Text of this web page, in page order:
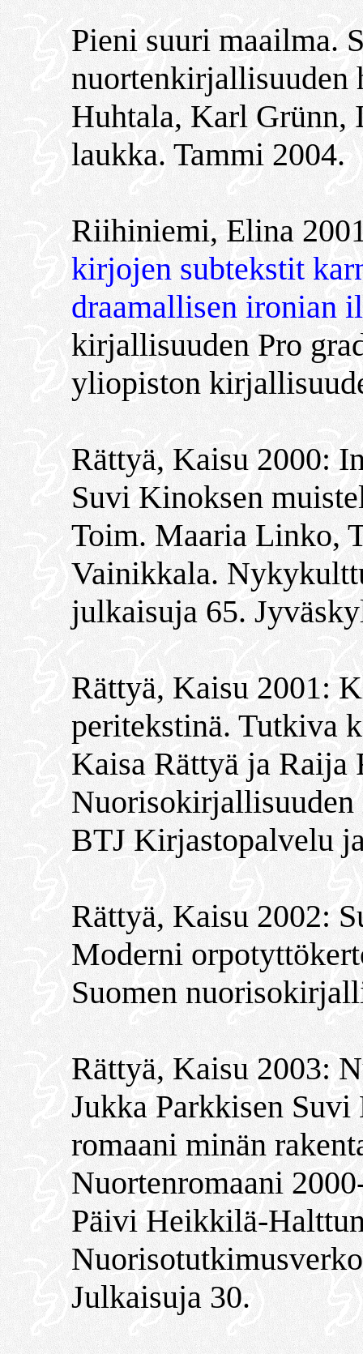
Pieni suuri maailma.
Huhtala, Karl Grünn,
laukka. Tammi 2004.
Riihiniemi, Elina
kirjojen subtekstit
draamallisen ironian
kirjallisuuden Pro
yliopiston
Rättyä, Kaisu 2000:
Suvi Kinoksen
Toim. Maaria Linko,
Vainikkala.
julkaisuja 65.
Rättyä, Kaisu 2001:
peritekstinä. Tutkiva
Kaisa Rättyä ja Raija
BTJ Kirjastopalvelu
Rättyä, Kaisu 2002:
Moderni
Suomen
Rättyä, Kaisu 2003:
Jukka Parkkisen
romaani minän
Nuortenromaani
Päivi Heikkilä-
Julkaisuja 30.